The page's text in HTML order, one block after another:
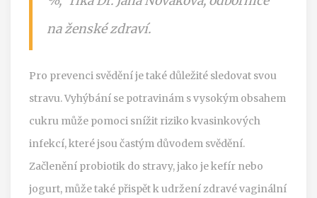
na ženské zdraví.
Pro prevenci svědění je také důležité sledovat svou
stravu. Vyhýbání se potravinám s vysokým obsahem
cukru může pomoci snížit riziko kvasinkových
infekcí, které jsou častým důvodem svědění.
Začlenění probiotik do stravy, jako je kefír nebo
jogurt, může také přispět k udržení zdravé vaginální